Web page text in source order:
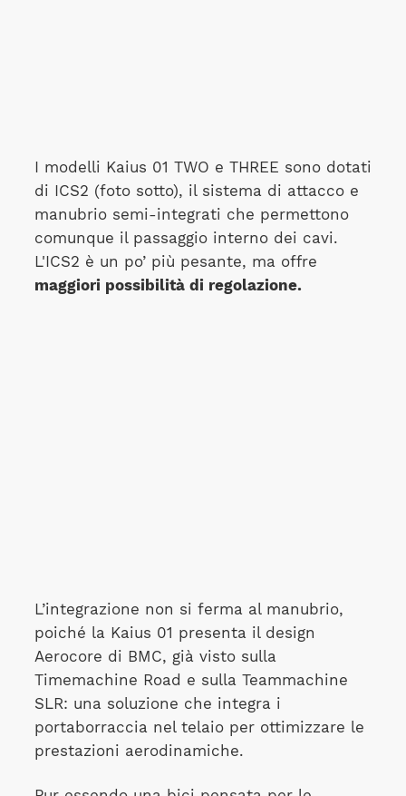
I modelli Kaius 01 TWO e THREE sono dotati
di ICS2 (foto sotto), il sistema di attacco e
manubrio semi-integrati che permettono
comunque il passaggio interno dei cavi.
L'ICS2 è un po’ più pesante, ma offre
maggiori possibilità di regolazione.
L’integrazione non si ferma al manubrio,
poiché la Kaius 01 presenta il design
Aerocore di BMC, già visto sulla
Timemachine Road e sulla Teammachine
SLR: una soluzione che integra i
portaborraccia nel telaio per ottimizzare le
prestazioni aerodinamiche.